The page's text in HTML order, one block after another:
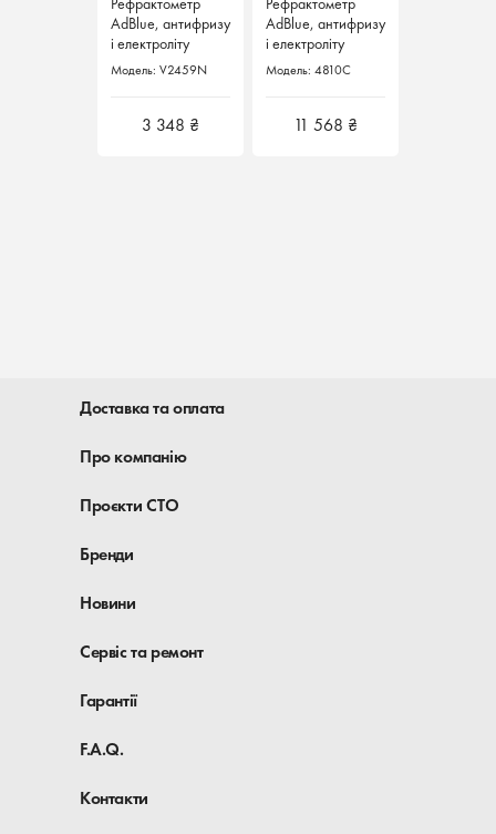
AdBlue, антифризу
і електроліту
V2459N Vigor
Модель: V2459N
3 348 ₴
AdBlue, антифризу
і електроліту
4810C Hazet
Модель: 4810C
11 568 ₴
Доставка та оплата
Про компанію
Проєкти СТО
Бренди
Новини
Сервіс та ремонт
Гарантії
F.A.Q.
Контакти